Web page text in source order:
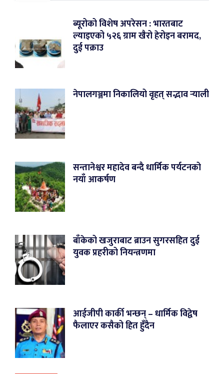
ब्यूरोको विशेष अपरेसन : भारतबाट
ल्याइएको ५२६ ग्राम खैरो हेरोइन बरामद,
दुई पक्राउ
नेपालगञ्जमा निकालियो वृहत् सद्भाव र्‍याली
सन्तानेश्वर महादेव बन्दै धार्मिक पर्यटनको
नयाँ आकर्षण
बाँकेको खजुराबाट ब्राउन सुगरसहित दुई
युवक प्रहरीको नियन्त्रणमा
आईजीपी कार्की भन्छन् – धार्मिक विद्वेष
फैलाएर कसैको हित हुँदैन